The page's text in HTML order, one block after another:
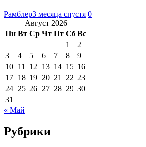
Рамблер3 месяца спустя 0
Август 2026
Пн Вт Ср Чт Пт Сб Вс
1
2
3
4 5 6 7 8
9
10 11 12 13 14 15 16
17 18 19 20 21 22 23
24 25 26 27 28 29 30
31
« Май
Рубрики